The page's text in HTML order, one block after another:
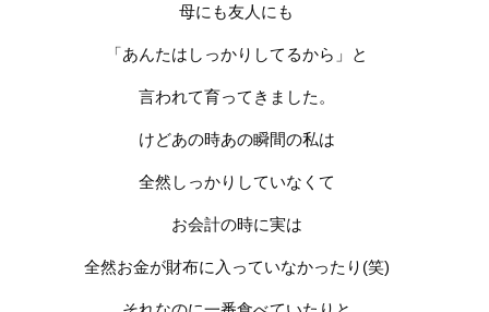
母にも友人にも
「あんたはしっかりしてるから」と
言われて育ってきました。
けどあの時あの瞬間の私は
全然しっかりしていなくて
お会計の時に実は
全然お金が財布に入っていなかったり (笑)